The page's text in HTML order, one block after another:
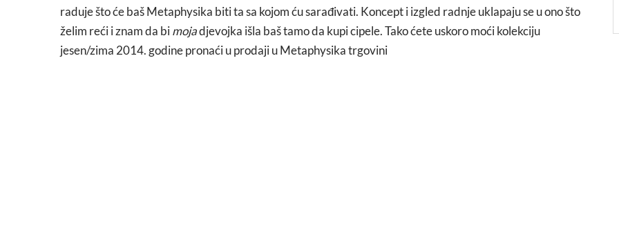
raduje što će baš Metaphysika biti ta sa kojom ću sarađivati. Koncept i izgled radnje uklapaju se u ono što
želim reći i znam da bimojadjevojka išla baš tamo da kupi cipele. Tako ćete uskoro moći kolekciju
jesen/zima 2014. godine pronaći u prodaji u Metaphysika trgovini